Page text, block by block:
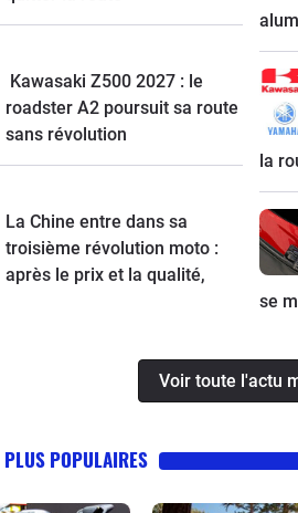
Kawasaki Z500 2027 : le
roadster A2 poursuit sa route
sans révolution
la
La Chine entre dans sa
troisième révolution moto :
après le prix et la qualité,
se
Voir toute l'actu
POPULAIRES